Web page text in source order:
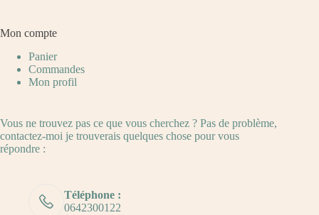
Mon compte
Panier
Commandes
Mon profil
Vous ne trouvez pas ce que vous cherchez ? Pas de problème,
contactez-moi je trouverais quelques chose pour vous
répondre :
Téléphone :
0642300122